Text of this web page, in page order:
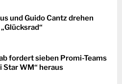
und Guido Cantz drehen
fordert sieben Promi-Teams
Star WM“ heraus